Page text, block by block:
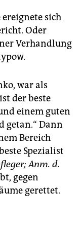
sich
Oder
Verhandlung
war als
der beste
einem guten
getan.“ Dann
Bereich
Spezialist
Anm. d.
gegen
gerettet.